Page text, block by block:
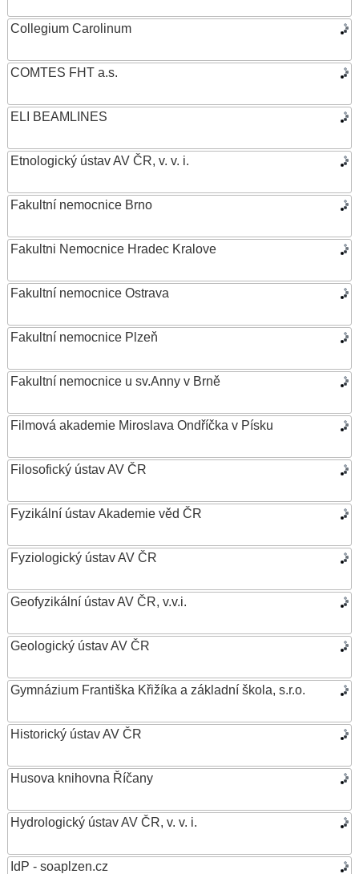
Collegium Carolinum
COMTES FHT a.s.
ELI BEAMLINES
Etnologický ústav AV ČR, v. v. i.
Fakultní nemocnice Brno
Fakultni Nemocnice Hradec Kralove
Fakultní nemocnice Ostrava
Fakultní nemocnice Plzeň
Fakultní nemocnice u sv.Anny v Brně
Filmová akademie Miroslava Ondříčka v Písku
Filosofický ústav AV ČR
Fyzikální ústav Akademie věd ČR
Fyziologický ústav AV ČR
Geofyzikální ústav AV ČR, v.v.i.
Geologický ústav AV ČR
Gymnázium Františka Křižíka a základní škola, s.r.o.
Historický ústav AV ČR
Husova knihovna Říčany
Hydrologický ústav AV ČR, v. v. i.
IdP - soaplzen.cz